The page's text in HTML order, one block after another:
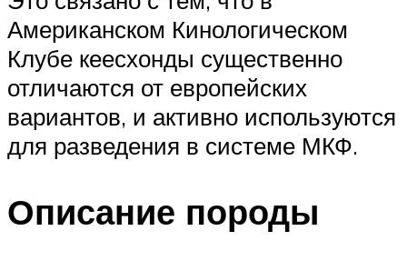
Американском Кинологическом
Клубе кеесхонды существенно
отличаются от европейских
вариантов, и активно используются
для разведения в системе МКФ.
Описание породы